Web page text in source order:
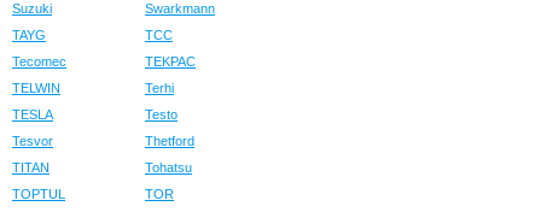
Suzuki
Swarkmann
TAYG
TCC
Tecomec
TEKPAC
TELWIN
Terhi
TESLA
Testo
Tesvor
Thetford
TITAN
Tohatsu
TOPTUL
TOR